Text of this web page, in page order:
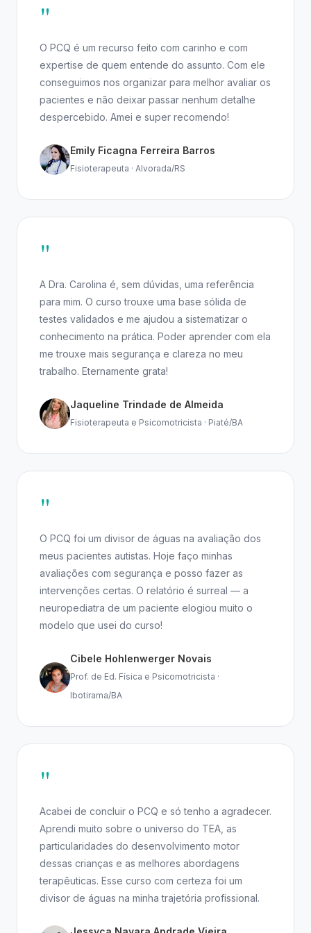
"
O PCQ é um recurso feito com carinho e com
expertise de quem entende do assunto. Com ele
conseguimos nos organizar para melhor avaliar os
pacientes e não deixar passar nenhum detalhe
despercebido. Amei e super recomendo!
Emily Ficagna Ferreira Barros
Fisioterapeuta · Alvorada/RS
"
A Dra. Carolina é, sem dúvidas, uma referência
para mim. O curso trouxe uma base sólida de
testes validados e me ajudou a sistematizar o
conhecimento na prática. Poder aprender com ela
me trouxe mais segurança e clareza no meu
trabalho. Eternamente grata!
Jaqueline Trindade de Almeida
Fisioterapeuta e Psicomotricista · Piaté/BA
"
O PCQ foi um divisor de águas na avaliação dos
meus pacientes autistas. Hoje faço minhas
avaliações com segurança e posso fazer as
intervenções certas. O relatório é surreal — a
neuropediatra de um paciente elogiou muito o
modelo que usei do curso!
Cibele Hohlenwerger Novais
Prof. de Ed. Física e Psicomotricista ·
Ibotirama/BA
"
Acabei de concluir o PCQ e só tenho a agradecer.
Aprendi muito sobre o universo do TEA, as
particularidades do desenvolvimento motor
dessas crianças e as melhores abordagens
terapêuticas. Esse curso com certeza foi um
divisor de águas na minha trajetória profissional.